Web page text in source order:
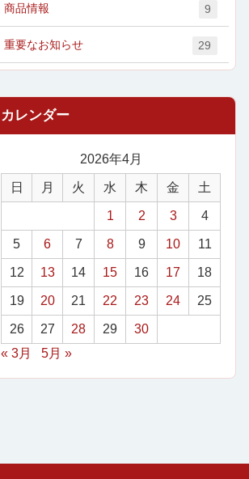
商品情報 9
重要なお知らせ 29
2026年4月
日 月 火 水 木 金 土
1 2 3 4
5 6 7 8 9 10 11
12 13 14 15 16 17 18
19 20 21 22 23 24 25
26 27 28 29
30
« 3月
5月 »